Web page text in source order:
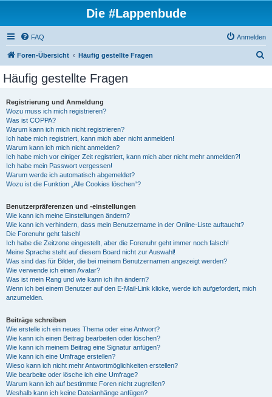
Die #Lappenbude
FAQ Anmelden
Foren-Übersicht Häufig gestellte Fragen
Häufig gestellte Fragen
Registrierung und Anmeldung
Wozu muss ich mich registrieren?
Was ist COPPA?
Warum kann ich mich nicht registrieren?
Ich habe mich registriert, kann mich aber nicht anmelden!
Warum kann ich mich nicht anmelden?
Ich habe mich vor einiger Zeit registriert, kann mich aber nicht mehr anmelden?!
Ich habe mein Passwort vergessen!
Warum werde ich automatisch abgemeldet?
Wozu ist die Funktion „Alle Cookies löschen“?
Benutzerpräferenzen und -einstellungen
Wie kann ich meine Einstellungen ändern?
Wie kann ich verhindern, dass mein Benutzername in der Online-Liste auftaucht?
Die Forenuhr geht falsch!
Ich habe die Zeitzone eingestellt, aber die Forenuhr geht immer noch falsch!
Meine Sprache steht auf diesem Board nicht zur Auswahl!
Was sind das für Bilder, die bei meinem Benutzernamen angezeigt werden?
Wie verwende ich einen Avatar?
Was ist mein Rang und wie kann ich ihn ändern?
Wenn ich bei einem Benutzer auf den E-Mail-Link klicke, werde ich aufgefordert, mich
anzumelden.
Beiträge schreiben
Wie erstelle ich ein neues Thema oder eine Antwort?
Wie kann ich einen Beitrag bearbeiten oder löschen?
Wie kann ich meinem Beitrag eine Signatur anfügen?
Wie kann ich eine Umfrage erstellen?
Wieso kann ich nicht mehr Antwortmöglichkeiten erstellen?
Wie bearbeite oder lösche ich eine Umfrage?
Warum kann ich auf bestimmte Foren nicht zugreifen?
Weshalb kann ich keine Dateianhänge anfügen?